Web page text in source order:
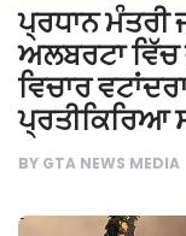
ਪ੍ਰਧਾਨ
ਅਲਬਰਟਾ ਵਿੱਚ
ਵਿਚਾਰ
BY GTA NEWS MEDIA